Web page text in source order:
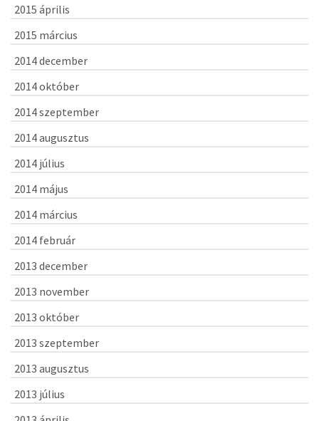
2015 április
2015 március
2014 december
2014 október
2014 szeptember
2014 augusztus
2014 július
2014 május
2014 március
2014 február
2013 december
2013 november
2013 október
2013 szeptember
2013 augusztus
2013 július